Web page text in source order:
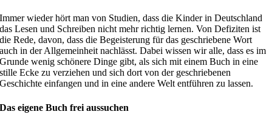
Immer wieder hört man von Studien, dass die Kinder in Deutschland
das Lesen und Schreiben nicht mehr richtig lernen. Von Defiziten ist
die Rede, davon, dass die Begeisterung für das geschriebene Wort
auch in der Allgemeinheit nachlässt. Dabei wissen wir alle, dass es im
Grunde wenig schönere Dinge gibt, als sich mit einem Buch in eine
stille Ecke zu verziehen und sich dort von der geschriebenen
Geschichte einfangen und in eine andere Welt entführen zu lassen.
Das eigene Buch frei aussuchen